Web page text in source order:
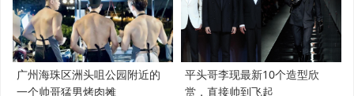
广州海珠区洲头咀公园附近的
一个帅哥猛男烤肉摊
平头哥李现最新10个造型欣
赏，直接帅到飞起